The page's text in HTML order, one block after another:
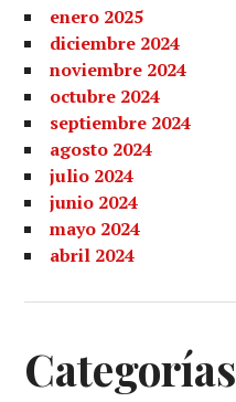
enero 2025
diciembre 2024
noviembre 2024
octubre 2024
septiembre 2024
agosto 2024
julio 2024
junio 2024
mayo 2024
abril 2024
Categorías